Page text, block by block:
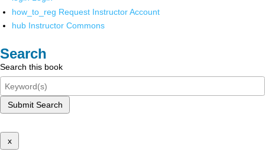
how_to_reg Request Instructor Account
hub Instructor Commons
Search
Search this book
Submit Search
x